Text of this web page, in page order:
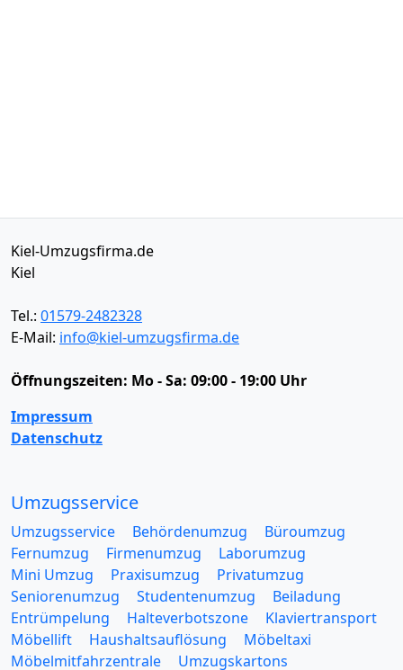
Kiel-Umzugsfirma.de
Kiel
Tel.: 01579-2482328
E-Mail: info@kiel-umzugsfirma.de
Öffnungszeiten: Mo - Sa: 09:00 - 19:00 Uhr
Impressum
Datenschutz
Umzugsservice
Umzugsservice Behördenumzug
Büroumzug
Fernumzug
Firmenumzug
Laborumzug
Mini Umzug
Praxisumzug
Privatumzug
Seniorenumzug
Studentenumzug
Beiladung
Entrümpelung
Halteverbotszone
Klaviertransport
Möbellift
Haushaltsauflösung
Möbeltaxi
Möbelmitfahrzentrale
Umzugskartons